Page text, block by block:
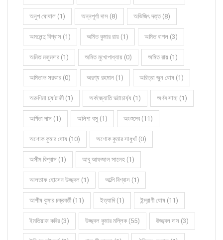
অনুপ ঘোষাল (1) অন্নপূর্ণা দাস (8) অভিজিৎ দত্ত (8)
অমলেন্দু বিশ্বাস (1) অমিত কুমার রায় (1) অমিত বাগল (3)
অমিত মজুমদার (1) অমিত মুখোপাধ্যায় (0) অমিত রায় (1)
অমিতাভ সরকার (0) অরণ্য রহমান (1) অরিত্রা জুন ঘোষ (1)
অরুণিমা চ্যাটার্জী (1) অর্কজ্যোতি ভট্টাচার্য্য (1) অর্ণব সাহা (1)
অর্পিতা দাস (1) অলিপা বসু (1) অংশুদেব (11)
অশোক কুমার ঘোষ (10) অশোক কুমার সাধুখাঁ (0)
অসীম বিশ্বাস (1) আবু আফজাল সালেহ (1)
আলতাফ হোসেন উজ্জ্বল (1) আল্পি বিশ্বাস (1)
আশীষ কুমার চক্রবর্তী (11) ইত্যাদি (1) ইন্দ্রাণী ঘোষ (11)
ইমতিয়াজ কবির (3) উজ্জ্বল কুমার মল্লিক (55) উজ্জ্বল দাস (3)